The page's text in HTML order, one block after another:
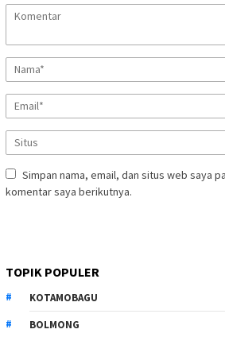
Simpan nama, email, dan situs web saya
komentar saya berikutnya.
TOPIK POPULER
KOTAMOBAGU
BOLMONG